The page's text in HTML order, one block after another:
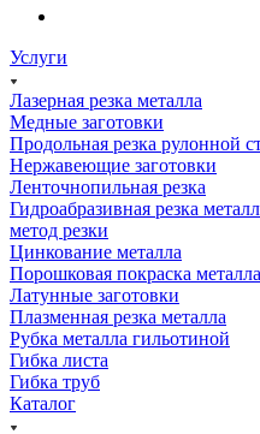
Услуги
Лазерная резка металла
Медные заготовки
Продольная резка рулонной
Нержавеющие заготовки
Ленточнопильная резка
Гидроабразивная резка
метод резки
Цинкование металла
Порошковая покраска металла
Латунные заготовки
Плазменная резка металла
Рубка металла гильотиной
Гибка листа
Гибка труб
Каталог